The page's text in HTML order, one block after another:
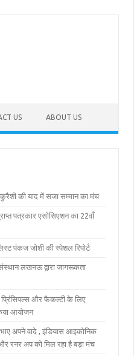
US ABOUT US
की याद में सजा सम्मान का मंच
पत्रकार एसोसिएशन का 22वाँ
पंकज जोशी की स्पेशल रिपोर्ट
लखनऊ द्वारा जागरूकता
प्रिंसिपल्स और फैकल्टी के लिए
आयोजन
अपने वादे , इंडियास आइकोनिक
रनर अप को मिल रहा है बड़ा मंच